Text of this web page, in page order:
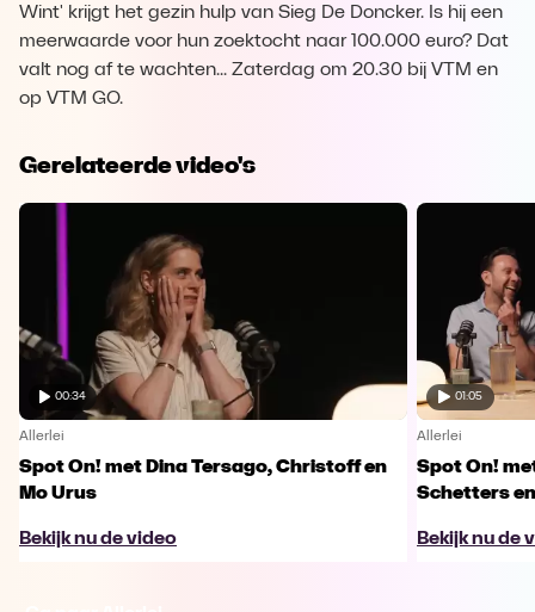
Wint' krijgt het gezin hulp van Sieg De Doncker. Is hij een
meerwaarde voor hun zoektocht naar 100.000 euro? Dat
valt nog af te wachten... Zaterdag om 20.30 bij VTM en
op VTM GO.
Gerelateerde video's
00:34
Allerlei
Spot On! met Dina Tersago, Christoff en
Mo Urus
Bekijk nu de video
01:05
Allerlei
Spot On!
Schetters
Bekijk nu de